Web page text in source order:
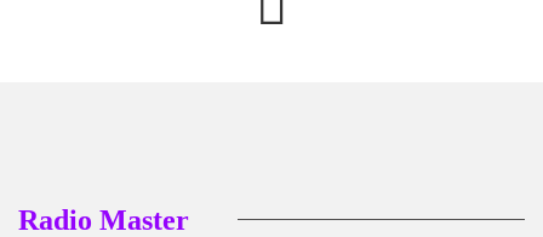
Radio Master